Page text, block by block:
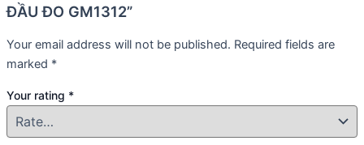
ĐẦU ĐO GM1312”
Your email address will not be published. Required fields are
marked *
Your rating *